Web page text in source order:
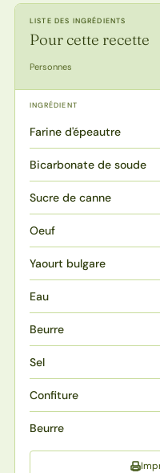
LISTE DES INGRÉDIENTS
Pour cette recette
Personnes
INGRÉDIENT
Farine d'épeautre
Bicarbonate de soude
Sucre de canne
Oeuf
Yaourt bulgare
Eau
Beurre
Sel
Confiture
Beurre